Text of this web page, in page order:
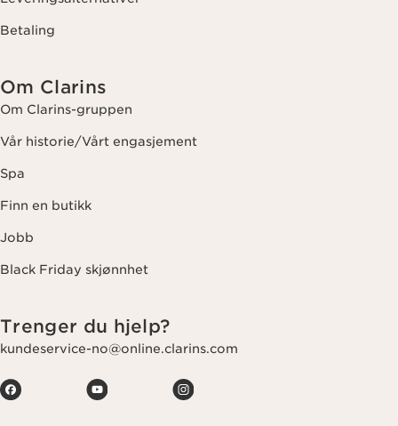
Betaling
Om Clarins
Om Clarins-gruppen
Vår historie/Vårt engasjement
Spa
Finn en butikk
Jobb
Black Friday skjønnhet
Trenger du hjelp?
kundeservice-no@online.clarins.com